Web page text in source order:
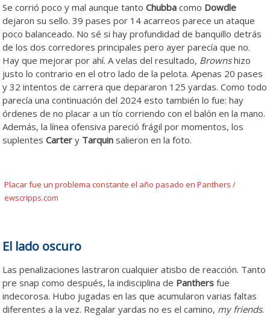
Se corrió poco y mal aunque tantoChubba como Dowdle
dejaron su sello. 39 pases por 14 acarreos parece un ataque
poco balanceado. No sé si hay profundidad de banquillo detrás
de los dos corredores principales pero ayer parecía que no.
Hay que mejorar por ahí. A velas del resultado, Brownshizo
justo lo contrario en el otro lado de la pelota. Apenas 20 pases
y 32 intentos de carrera que depararon 125 yardas. Como todo
parecía una continuación del 2024 esto también lo fue: hay
órdenes de no placar a un tío corriendo con el balón en la mano.
Además, la línea ofensiva pareció frágil por momentos, los
suplentesCartery Tarquin salieron en la foto.
Placar fue un problema constante el año pasado en Panthers /
ewscripps.com
El lado oscuro
Las penalizaciones lastraron cualquier atisbo de reacción. Tanto
pre snap como después, la indisciplina de Panthers fue
indecorosa. Hubo jugadas en las que acumularon varias faltas
diferentes a la vez. Regalar yardas no es el camino, my friends.